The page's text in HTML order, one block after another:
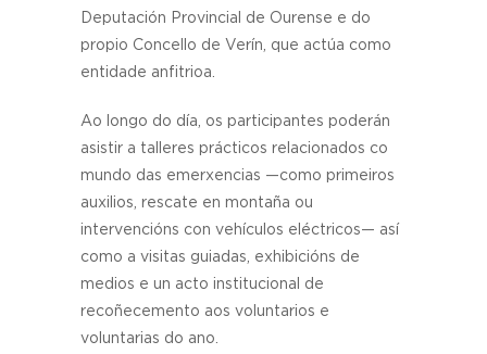
Deputación Provincial de Ourense e do
propio Concello de Verín, que actúa como
entidade anfitrioa.
Ao longo do día, os participantes poderán
asistir a talleres prácticos relacionados co
mundo das emerxencias —como primeiros
auxilios, rescate en montaña ou
intervencións con vehículos eléctricos— así
como a visitas guiadas, exhibicións de
medios e un acto institucional de
recoñecemento aos voluntarios e
voluntarias do ano.